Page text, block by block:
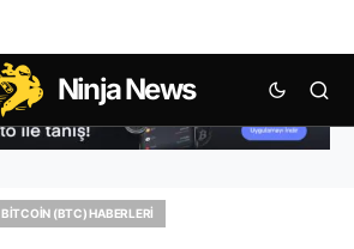
Ninja News
BITCOIN (BTC) HABERLERI